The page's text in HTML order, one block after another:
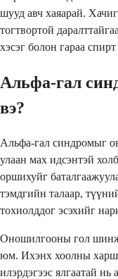
шууд авч хаяарай.
тогтвортой
хэсэг болон гараа
Альфа-гал
вэ?
Альфа-гал синдромыг
улаан мах идсэнтэй
оршихуйг
тэмдгийн талаар,
тохиолддог эсэхийг
Оношилгооны гол шинж
юм. Ихэнх хоолны
илэрдэгээс ялгаатай